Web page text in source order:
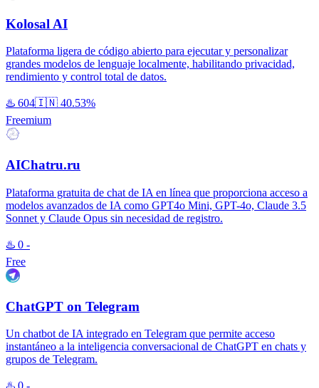
Kolosal AI
Plataforma ligera de código abierto para ejecutar y personalizar
grandes modelos de lenguaje localmente, habilitando privacidad,
rendimiento y control total de datos.
♨️ 604🇮🇳 40.53%
Freemium
AIChatru.ru
Plataforma gratuita de chat de IA en línea que proporciona acceso a
modelos avanzados de IA como GPT4o Mini, GPT-4o, Claude 3.5
Sonnet y Claude Opus sin necesidad de registro.
♨️ 0 -
Free
ChatGPT on Telegram
Un chatbot de IA integrado en Telegram que permite acceso
instantáneo a la inteligencia conversacional de ChatGPT en chats y
grupos de Telegram.